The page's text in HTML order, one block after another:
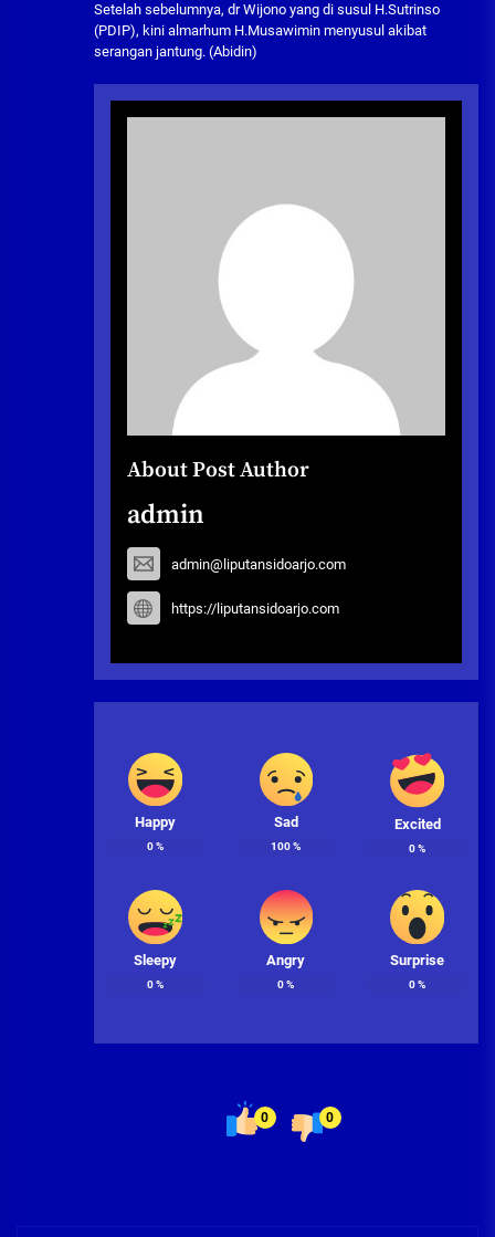
Setelah sebelumnya, dr Wijono yang di susul H.Sutrinso
(PDIP), kini almarhum H.Musawimin menyusul akibat
serangan jantung. (Abidin)
About Post Author
admin
admin@liputansidoarjo.com
https://liputansidoarjo.com
Happy
0%
Sad
100%
Excited
0%
Sleepy
0%
Angry
0%
Surprise
0%
0 0